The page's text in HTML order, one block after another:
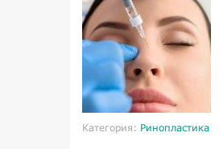
Категория: Ринопластика